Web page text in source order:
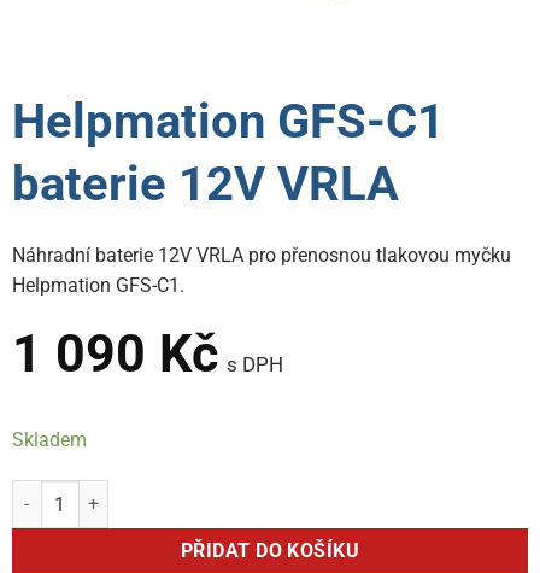
Helpmation GFS-C1
baterie 12V VRLA
Náhradní baterie 12V VRLA pro přenosnou tlakovou myčku
Helpmation GFS-C1.
1 090 Kč s DPH
Skladem
Helpmation GFS-C1 baterie 12V VRLA množství
PŘIDAT DO KOŠÍKU